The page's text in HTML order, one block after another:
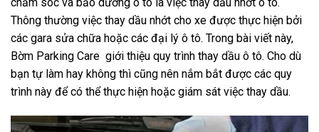
Thông thường việc thay dầu nhớt cho xe được thực hiện bởi
các gara sửa chữa hoặc các đại lý ô tô. Trong bài viết này,
Bờm Parking Care giới thiệu quy trình thay dầu ô tô. Cho dù
bạn tự làm hay không thì cũng nên nắm bắt được các quy
trình này để có thể thực hiện hoặc giám sát việc thay dầu.